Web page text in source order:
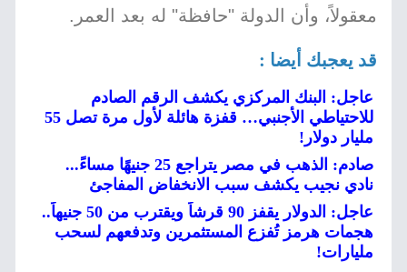
معقولاً، وأن الدولة "حافظة" له بعد العمر.
قد يعجبك أيضا :
عاجل: البنك المركزي يكشف الرقم الصادم
للاحتياطي الأجنبي… قفزة هائلة لأول مرة تصل 55
مليار دولار!
صادم: الذهب في مصر يتراجع 25 جنيهًا مساءً...
نادي نجيب يكشف سبب الانخفاض المفاجئ
عاجل: الدولار يقفز 90 قرشاً ويقترب من 50 جنيهاً..
هجمات هرمز تُفزع المستثمرين وتدفعهم لسحب
مليارات!